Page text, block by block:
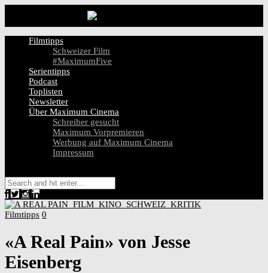
Filmtipps
Schweizer Film
#MaximumFive
Serientipps
Podcast
Toplisten
Newsletter
Über Maximum Cinema
Schreiber gesucht
Maximum Vorpremieren
Werbung auf Maximum Cinema
Impressum
Filmtipps 0
«A Real Pain» von Jesse
Eisenberg